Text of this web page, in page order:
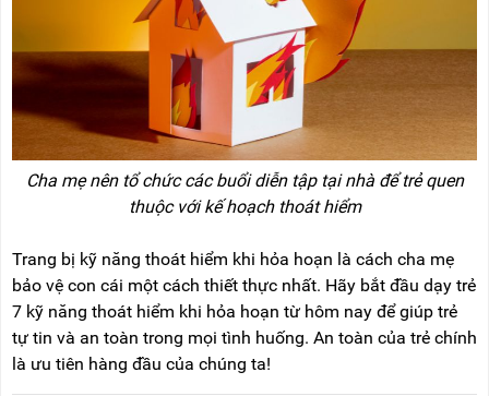
Cha mẹ nên tổ chức các buổi diễn tập tại nhà để trẻ quen
thuộc với kế hoạch thoát hiểm
Trang bị kỹ năng thoát hiểm khi hỏa hoạn là cách cha mẹ
bảo vệ con cái một cách thiết thực nhất. Hãy bắt đầu dạy trẻ
7 kỹ năng thoát hiểm khi hỏa hoạn từ hôm nay để giúp trẻ
tự tin và an toàn trong mọi tình huống. An toàn của trẻ chính
là ưu tiên hàng đầu của chúng ta!